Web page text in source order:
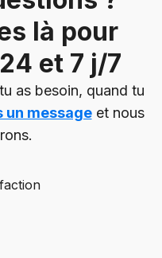
là pour
et 7 j/7
as besoin, quand tu
un messageet nous